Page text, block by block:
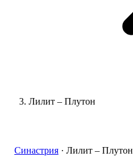
Лилит – Плутон
Синастрия · Лилит – Плутон